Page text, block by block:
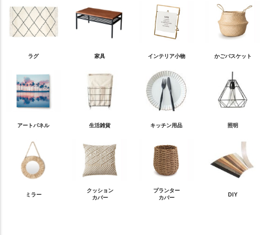
ラグ 家具 インテリア小物 かごバスケット
アートパネル 生活雑貨 キッチン用品 照明
ミラー
クッション
カバー
プランター
カバー
DIY